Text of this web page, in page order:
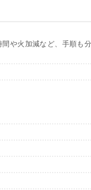
や火加減など、手順も